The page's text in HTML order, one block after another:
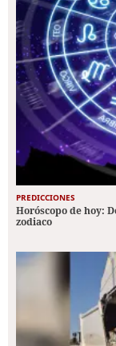
PREDICCIONES
Horóscopo de hoy:
zodiaco